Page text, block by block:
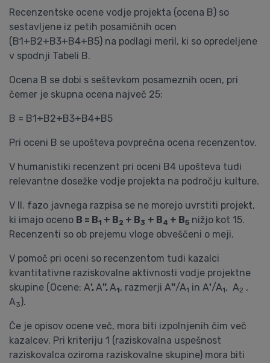
Recenzentske ocene vodje projekta (ocena B) so
sestavljene iz petih posamičnih ocen
(B1+B2+B3+B4+B5) na podlagi meril, ki so opredeljene
v spodnji Tabeli B.
Ocena B se dobi s seštevkom posameznih ocen, pri
čemer je skupna ocena največ 25:
B = B1+B2+B3+B4+B5
Pri oceni B se upošteva povprečna ocena recenzentov.
V humanistiki recenzent pri oceni B4 upošteva tudi
relevantne dosežke vodje projekta na področju kulture.
V II. fazo javnega razpisa se ne morejo uvrstiti projekt,
ki imajo oceno B = B1 + B2 + B3 + B4 + B5 nižjo kot 15.
Recenzenti so ob prejemu vloge obveščeni o meji.
V pomoč pri oceni so recenzentom tudi kazalci
kvantitativne raziskovalne aktivnosti vodje projektne
skupine (Ocene: A',A",A1, razmerji A"/A1 in A'/A1, A2 ,
A3).
Če je opisov ocene več, mora biti izpolnjenih čim več
kazalcev. Pri kriteriju 1 (raziskovalna uspešnost
raziskovalca oziroma raziskovalne skupine) mora biti